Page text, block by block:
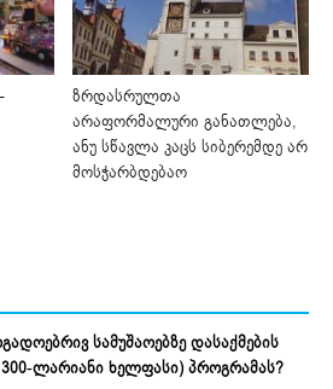
ზრდასრულთა
არაფორმალური განათლება,
ანუ სწავლა კაცს სიბერემდე არ
მოსჭარბდებაო
სამუშაოებზე დასაქმების
ლარიანი ხელფასი) პროგრამას?